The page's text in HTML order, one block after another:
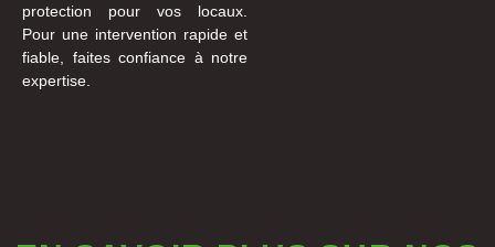
protection pour vos locaux.
Pour une intervention rapide et
fiable, faites confiance à notre
expertise.